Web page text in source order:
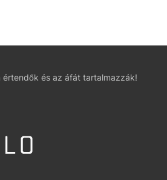
értendők és az áfát tartalmazzák!